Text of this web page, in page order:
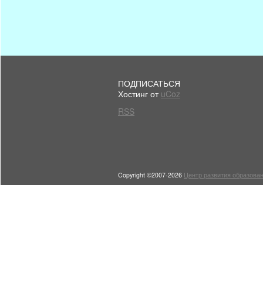
ПОДПИСАТЬСЯ
Хостинг от uCoz
RSS
Copyright ©2007-2026 Центр развития